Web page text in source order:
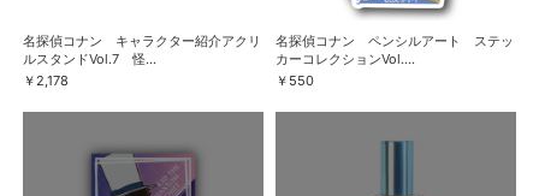
名探偵コナン キャラクター紹介アクリ
ルスタンドVol.7 怪...
￥2,178
名探偵コナン ペンシルアート ステッ
カーコレクションVol....
￥550